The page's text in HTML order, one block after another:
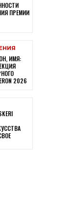
ПРЕМИИ
ИМЯ:
2026